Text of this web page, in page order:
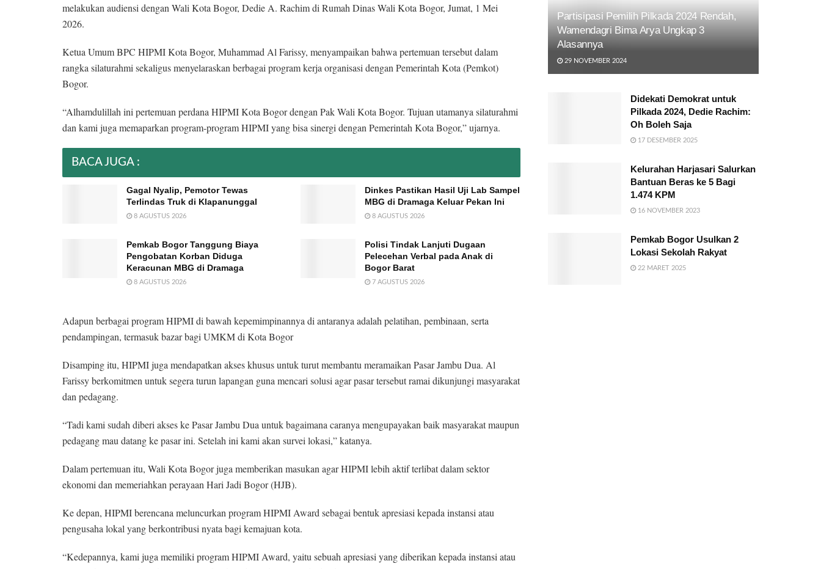
melakukan audiensi dengan Wali Kota Bogor, Dedie A. Rachim di Rumah Dinas Wali Kota Bogor, Jumat, 1 Mei
2026.
Ketua Umum BPC HIPMI Kota Bogor, Muhammad Al Farissy, menyampaikan bahwa pertemuan tersebut dalam
rangka silaturahmi sekaligus menyelaraskan berbagai program kerja organisasi dengan Pemerintah Kota (Pemkot)
Bogor.
“Alhamdulillah ini pertemuan perdana HIPMI Kota Bogor dengan Pak Wali Kota Bogor. Tujuan utamanya silaturahmi
dan kami juga memaparkan program-program HIPMI yang bisa sinergi dengan Pemerintah Kota Bogor,” ujarnya.
BACA JUGA :
Gagal Nyalip, Pemotor Tewas
Terlindas Truk di Klapanunggal
8 AGUSTUS 2026
Dinkes Pastikan Hasil Uji Lab Sampel
MBG di Dramaga Keluar Pekan Ini
8 AGUSTUS 2026
Pemkab Bogor Tanggung Biaya
Pengobatan Korban Diduga
Keracunan MBG di Dramaga
8 AGUSTUS 2026
Polisi Tindak Lanjuti Dugaan
Pelecehan Verbal pada Anak di
Bogor Barat
7 AGUSTUS 2026
Adapun berbagai program HIPMI di bawah kepemimpinannya di antaranya adalah pelatihan, pembinaan, serta
pendampingan, termasuk bazar bagi UMKM di Kota Bogor
Disamping itu, HIPMI juga mendapatkan akses khusus untuk turut membantu meramaikan Pasar Jambu Dua. Al
Farissy berkomitmen untuk segera turun lapangan guna mencari solusi agar pasar tersebut ramai dikunjungi masyarakat
dan pedagang.
“Tadi kami sudah diberi akses ke Pasar Jambu Dua untuk bagaimana caranya mengupayakan baik masyarakat maupun
pedagang mau datang ke pasar ini. Setelah ini kami akan survei lokasi,” katanya.
Dalam pertemuan itu, Wali Kota Bogor juga memberikan masukan agar HIPMI lebih aktif terlibat dalam sektor
ekonomi dan memeriahkan perayaan Hari Jadi Bogor (HJB).
Ke depan, HIPMI berencana meluncurkan program HIPMI Award sebagai bentuk apresiasi kepada instansi atau
pengusaha lokal yang berkontribusi nyata bagi kemajuan kota.
“Kedepannya, kami juga memiliki program HIPMI Award, yaitu sebuah apresiasi yang diberikan kepada instansi atau
Partisipasi Pemilih Pilkada 2024 Rendah,
Wamendagri Bima Arya Ungkap 3
Alasannya
29 NOVEMBER 2024
Didekati Demokrat untuk
Pilkada 2024, Dedie Rachim:
Oh Boleh Saja
17 DESEMBER 2025
Kelurahan Harjasari Salurkan
Bantuan Beras ke 5 Bagi
1.474 KPM
16 NOVEMBER 2023
Pemkab Bogor Usulkan 2
Lokasi Sekolah Rakyat
22 MARET 2025